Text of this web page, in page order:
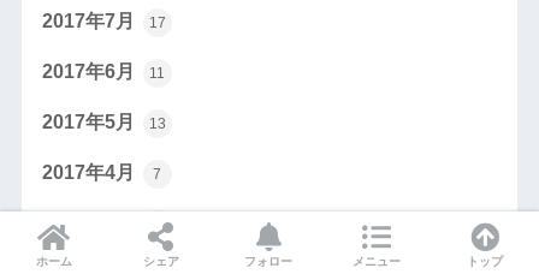
2017年7月 17
2017年6月 11
2017年5月 13
2017年4月 7
2017年3月 18
2017年2月
ホーム シェア フォロー メニュー トップ